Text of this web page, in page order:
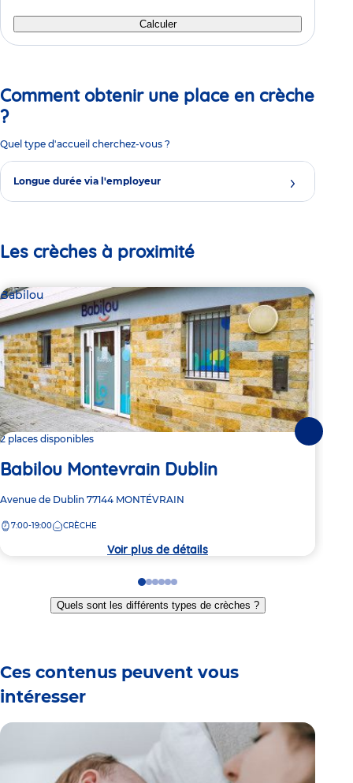
Calculer
Comment obtenir une place en crèche
?
Quel type d'accueil cherchez-vous ?
Longue durée via l'employeur
Les crèches à proximité
Babilou
2 places disponibles
Babilou Montevrain Dublin
Adresse
la
Avenue de Dublin 77144 MONTÉVRAIN
7:00-19:00 CRÈCHE
Voir plus de détails
Go
to
slide
Go
to
slide
Go
to
slide
Go
to
slide
Go
to
slide
Go
to
slide
Quels sont les différents types de crèches ?
Ces contenus peuvent vous
intéresser